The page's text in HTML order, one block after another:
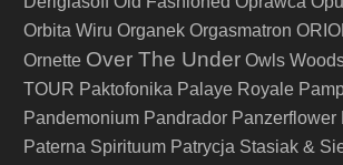
Orbita Wiru Organek Orgasmatron
Ornette Over The Under Owls
TOUR Paktofonika Palaye Royale
Pandemonium Pandrador Panzerflower
Paterna Spirituum Patrycja Stasiak &